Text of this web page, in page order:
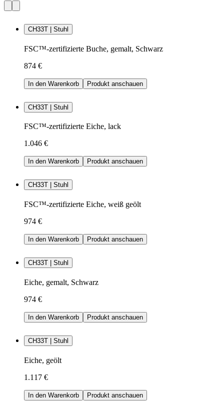
CH33T | Stuhl
FSC™-zertifizierte Buche, gemalt, Schwarz
874 €
In den Warenkorb Produkt anschauen
CH33T | Stuhl
FSC™-zertifizierte Eiche, lack
1.046 €
In den Warenkorb Produkt anschauen
CH33T | Stuhl
FSC™-zertifizierte Eiche, weiß geölt
974 €
In den Warenkorb Produkt anschauen
CH33T | Stuhl
Eiche, gemalt, Schwarz
974 €
In den Warenkorb Produkt anschauen
CH33T | Stuhl
Eiche, geölt
1.117 €
In den Warenkorb Produkt anschauen